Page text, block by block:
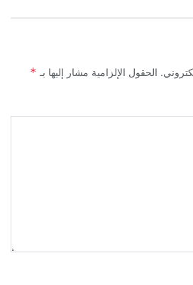
الحقول الإلزامية مشار إليها بـ *